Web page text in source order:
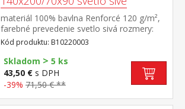
materiál 100% bavlna Renforcé 120 g/m²,
farebné prevedenie svetlo sivá rozmery:
140 × 200 cm + 70 × 90 cm pevné, odolné,
stálofarebné, nezrážavá úprava, hotelový
uzáver prateľné do 60 °C
Kód produktu: B10220003
Skladom > 5 ks
43,50 € s DPH
-39% 71,50 € **